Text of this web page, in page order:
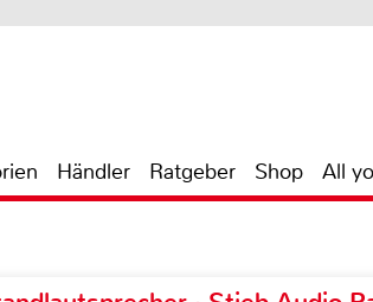
Händler Ratgeber Shop All